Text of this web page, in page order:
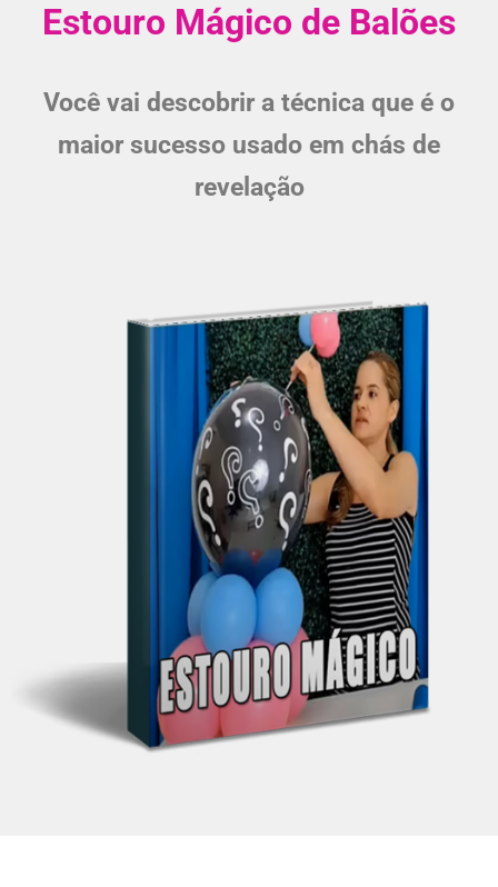
Estouro Mágico de Balões
Você vai descobrir a técnica que é o
maior sucesso usado em chás de
revelação